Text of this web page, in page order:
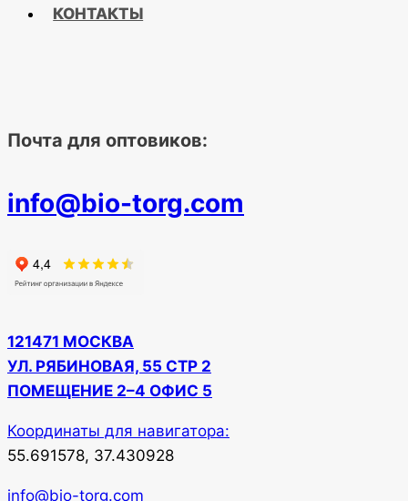
КОНТАКТЫ
Почта для оптовиков:
info@bio-torg.com
121471 МОСКВА
УЛ. РЯБИНОВАЯ, 55 СТР 2
ПОМЕЩЕНИЕ 2–4 ОФИС 5
Координаты для навигатора:
55.691578, 37.430928
info@bio-torg.com